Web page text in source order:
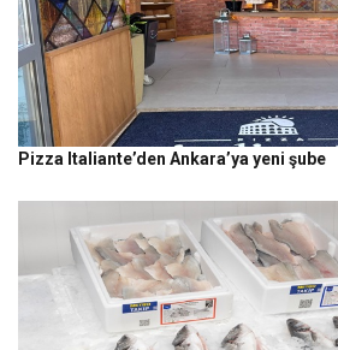
Pizza Italiante’den Ankara’ya yeni şube